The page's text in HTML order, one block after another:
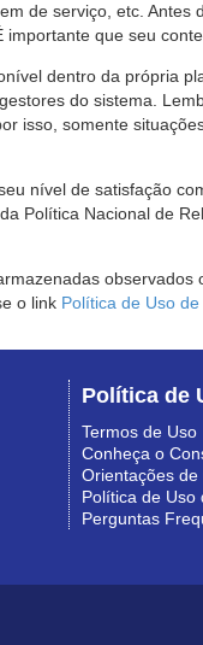
de serviço, etc. Antes
que seu
dentro da própria
do sistema.
isso, somente
nível de satisfação
Política Nacional de
observados
o link Política de Uso
Política de
Termos de Uso
Conheça o
Orientações de
Política de Uso
Perguntas